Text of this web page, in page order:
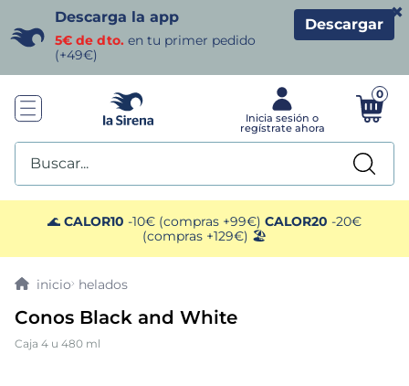
Descarga la app
5€ de dto. en tu primer pedido
(+49€)
Descargar
×
0
Buscar...
🌊 CALOR10 -10€ (compras +99€) CALOR20 -20€
(compras +129€) 🏖️
helados
Conos Black and White
Caja 4 u 480 ml
TÉRMINOS MÁS BUSCADOS
1. helados sirena
3. patatas